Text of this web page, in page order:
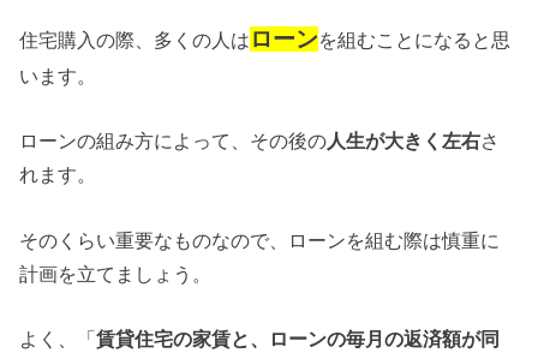
住宅購入の際、多くの人は ローンを組むことになると思
います。
ローンの組み方によって、その後の人生が大きく左右さ
れます。
そのくらい重要なものなので、ローンを組む際は慎重に
計画を立てましょう。
よく、「賃貸住宅の家賃と、ローンの毎月の返済額が同